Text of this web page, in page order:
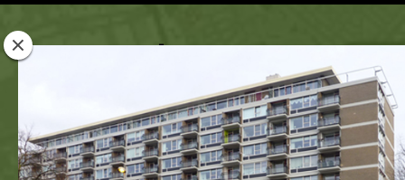
Rotterdam
Woont